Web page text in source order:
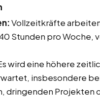
Vollzeitkräfte
Stunden pro Woche,
wird eine höhere
insbesondere
dringenden Projekten